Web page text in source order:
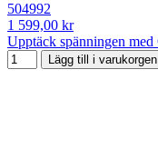
504992
1 599,00 kr
Upptäck spänningen
Lägg till i varukorgen